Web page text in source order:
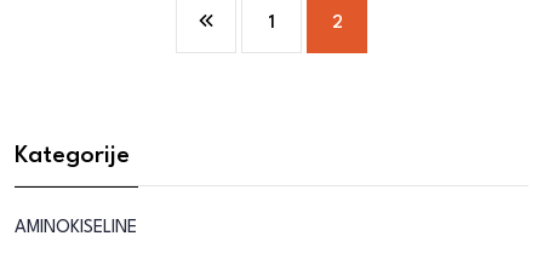
1 2
Kategorije
AMINOKISELINE